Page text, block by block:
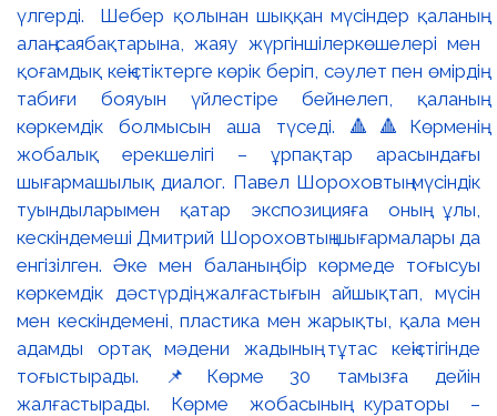
үлгерді. Шебер қолынан шыққан мүсіндер қаланың
алаң-саябақтарына, жаяу жүргіншілеркөшелері мен
қоғамдық кеңістіктерге көрік беріп, сәулет пен өмірдің
табиғи бояуын үйлестіре бейнелеп, қаланың
көркемдік болмысын аша түседі. 🔺🔺Көрменің
жобалық ерекшелігі – ұрпақтар арасындағы
шығармашылық диалог. Павел Шороховтың мүсіндік
туындыларымен қатар экспозицияға оның ұлы,
кескіндемеші Дмитрий Шороховтың шығармалары да
енгізілген. Әке мен баланың бір көрмеде тоғысуы
көркемдік дәстүрдің жалғастығын айшықтап, мүсін
мен кескіндемені, пластика мен жарықты, қала мен
адамды ортақ мәдени жадының тұтас кеңістігінде
тоғыстырады. 📌Көрме 30 тамызға дейін
жалғастырады. Көрме жобасының кураторы –